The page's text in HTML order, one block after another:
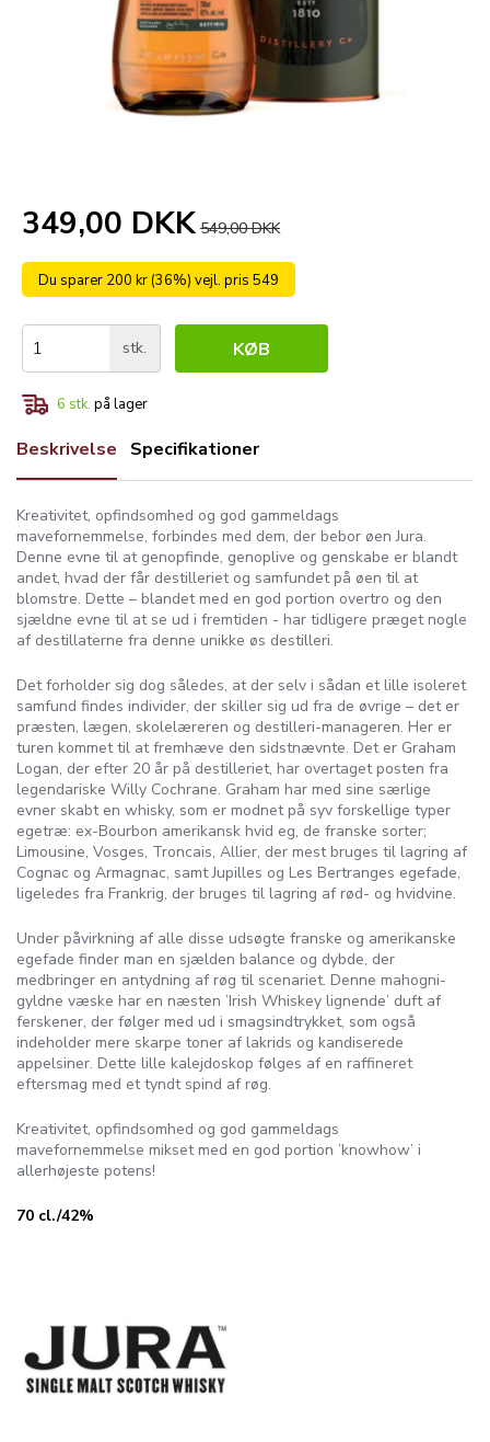
349,00 DKK 549,00 DKK
Du sparer 200 kr (36%) vejl. pris 549
stk. KØB
6 stk. på lager
Beskrivelse Specifikationer
Kreativitet, opfindsomhed og god gammeldags
mavefornemmelse, forbindes med dem, der bebor øen Jura.
Denne evne til at genopfinde, genoplive og genskabe er blandt
andet, hvad der får destilleriet og samfundet på øen til at
blomstre. Dette – blandet med en god portion overtro og den
sjældne evne til at se ud i fremtiden - har tidligere præget nogle
af destillaterne fra denne unikke øs destilleri.
Det forholder sig dog således, at der selv i sådan et lille isoleret
samfund findes individer, der skiller sig ud fra de øvrige – det er
præsten, lægen, skolelæreren og destilleri-manageren. Her er
turen kommet til at fremhæve den sidstnævnte. Det er Graham
Logan, der efter 20 år på destilleriet, har overtaget posten fra
legendariske Willy Cochrane. Graham har med sine særlige
evner skabt en whisky, som er modnet på syv forskellige typer
egetræ: ex-Bourbon amerikansk hvid eg, de franske sorter;
Limousine, Vosges, Troncais, Allier, der mest bruges til lagring af
Cognac og Armagnac, samt Jupilles og Les Bertranges egefade,
ligeledes fra Frankrig, der bruges til lagring af rød- og hvidvine.
Under påvirkning af alle disse udsøgte franske og amerikanske
egefade finder man en sjælden balance og dybde, der
medbringer en antydning af røg til scenariet. Denne mahogni-
gyldne væske har en næsten ’Irish Whiskey lignende’ duft af
ferskener, der følger med ud i smagsindtrykket, som også
indeholder mere skarpe toner af lakrids og kandiserede
appelsiner. Dette lille kalejdoskop følges af en raffineret
eftersmag med et tyndt spind af røg.
Kreativitet, opfindsomhed og god gammeldags
mavefornemmelse mikset med en god portion ’knowhow’ i
allerhøjeste potens!
70 cl./42%